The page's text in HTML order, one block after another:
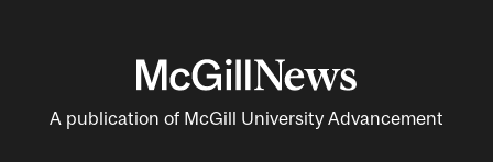
A publication of McGill University Advancement